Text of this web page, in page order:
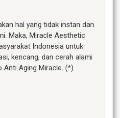
hal yang tidak instan dan
Maka, Miracle Aesthetic
Indonesia untuk
kencang, dan cerah alami
Anti Aging Miracle. (*)